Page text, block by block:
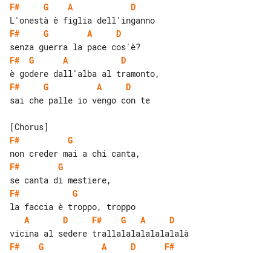
F#
G A
D
F#
G A
D
F#
G A
D
F#
G A
D
sai che palle io vengo con te
F#
G
F#
G
F#
G
A
D F# G A
D
F#
G A D
F#